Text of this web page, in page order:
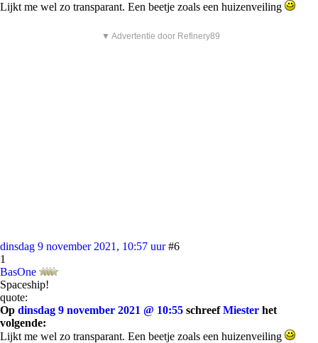
Lijkt me wel zo transparant. Een beetje zoals een huizenveiling
▼ Advertentie door Refinery89
dinsdag 9 november 2021, 10:57 uur #6
1
BasOne
Spaceship!
quote:
Op dinsdag 9 november 2021 @ 10:55 schreefMiester het
volgende:
Lijkt me wel zo transparant. Een beetje zoals een huizenveiling